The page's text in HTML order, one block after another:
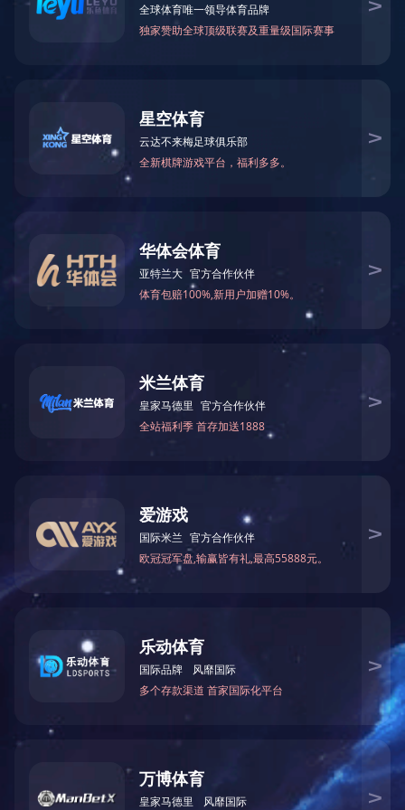
黑河1300R-R/1000R-R/630R-R/630-R 底漆系列砂光机